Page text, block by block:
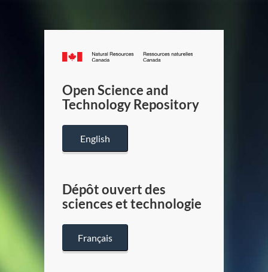
Canada.ca
/
Canada
Open Science and
Technology Repository
English
Dépôt ouvert des
sciences et technologie
Français